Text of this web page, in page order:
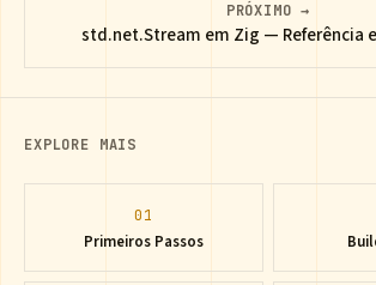
PRÓXIMO →
std.net.Stream em Zig — Referência
EXPLORE MAIS
01
Primeiros Passos